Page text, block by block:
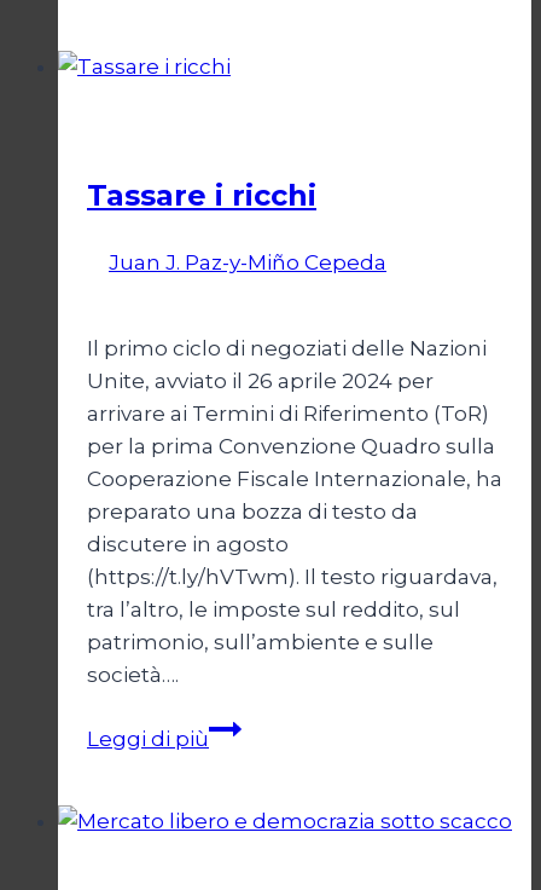
libera
Tassare i ricchi
Juan J. Paz-y-Miño Cepeda
Il primo ciclo di negoziati delle Nazioni
Unite, avviato il 26 aprile 2024 per
arrivare ai Termini di Riferimento (ToR)
per la prima Convenzione Quadro sulla
Cooperazione Fiscale Internazionale, ha
preparato una bozza di testo da
discutere in agosto
(https://t.ly/hVTwm). Il testo riguardava,
tra l’altro, le imposte sul reddito, sul
patrimonio, sull’ambiente e sulle
società….
Leggi di piùTassare